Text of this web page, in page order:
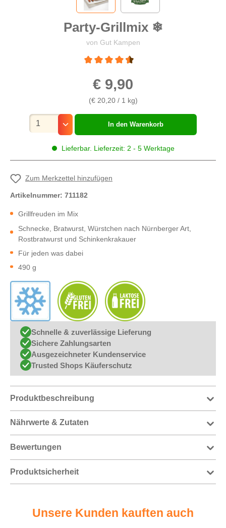
Party-Grillmix ❄
von Gut Kampen
€ 9,90
(€ 20,20 / 1 kg)
Lieferbar. Lieferzeit: 2 - 5 Werktage
Mengenauswahl
In den Warenkorb
Zum Merkzettel hinzufügen
Artikelnummer: 711182
Grillfreuden im Mix
Schnecke, Bratwurst, Würstchen nach Nürnberger Art,
Rostbratwurst und Schinkenkrakauer
Für jeden was dabei
490 g
Schnelle & zuverlässige Lieferung
Sichere Zahlungsarten
Ausgezeichneter Kundenservice
Trusted Shops Käuferschutz
Produktbeschreibung
Nährwerte & Zutaten
Bewertungen
Produktsicherheit
Unsere Kunden kauften auch